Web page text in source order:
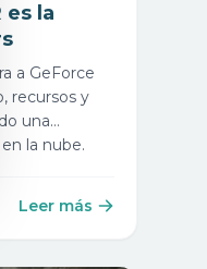
es la
a GeForce
recursos y
una
la nube.
Leer más